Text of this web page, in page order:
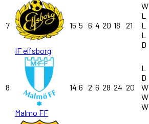
7
IF elfsborg
15 5 6 4 20 18 21
W
L
L
L
D
8
Malmo FF
14 6 2 6 28 24 20
L
D
W
W
W